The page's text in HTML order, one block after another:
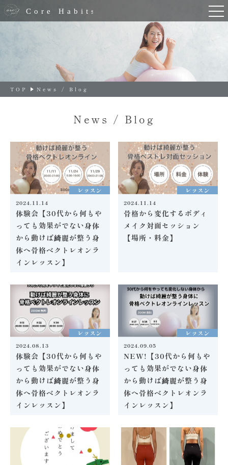
TOP News / Blog
News / Blog
2024.11.14
レッスン
体験会【30代から何もや
っても効果がでない身体
から動けば綺麗が整う身
体へ骨格ベクトレオンラ
インレッスン】
2024.11.14
レッスン
骨格から変化するボディ
メイク対面セッション
【場所・料金】
2024.08.13
レッスン
体験会【30代から何もや
っても効果がでない身体
から動けば綺麗が整う身
体へ骨格ベクトレオンラ
インレッスン】
2024.09.05
レッスン
NEW!【30代から何もや
っても効果がでない身体
から動けば綺麗が整う身
体へ骨格ベクトレオンラ
インレッスン】